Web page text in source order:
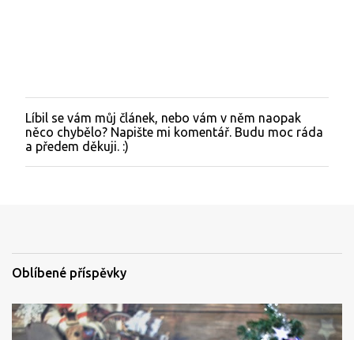
O
k
o
m
a
Líbil se vám můj článek, nebo vám v něm naopak
něco chybělo? Napište mi komentář. Budu moc ráda
a předem děkuji. :)
Oblíbené příspěvky